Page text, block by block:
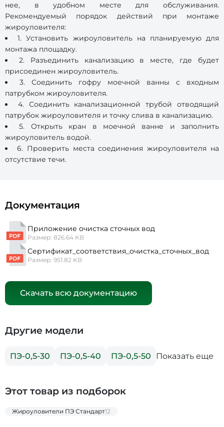
нее, в удобном месте для обслуживания.
Рекомендуемый порядок действий при монтаже
жироуловителя:
1. Установить жироуловитель на планируемую для
монтажа площадку.
2. Разъединить канализацию в месте, где будет
присоединен жироуловитель.
3. Соединить гофру моечной ванны с входным
патрубком жироуловителя.
4. Соединить канализационной трубой отводящий
патрубок жироуловителя и точку слива в канализацию.
5. Открыть кран в моечной ванне и заполнить
жироуловитель водой.
6. Проверить места соединения жироуловителя на
отсутствие течи.
Документация
Приложение очистка сточных вод
Размер: 826.64 KB
Сертификат_соответствия_очистка_сточных_вод
Размер: 951.82 KB
Скачать всю документацию
Другие модели
ПЭ-0,5-30 ПЭ-0,5-40 ПЭ-0,5-50 Показать еще
Этот товар из подборок
Жироуловители ПЭ Стандарт12